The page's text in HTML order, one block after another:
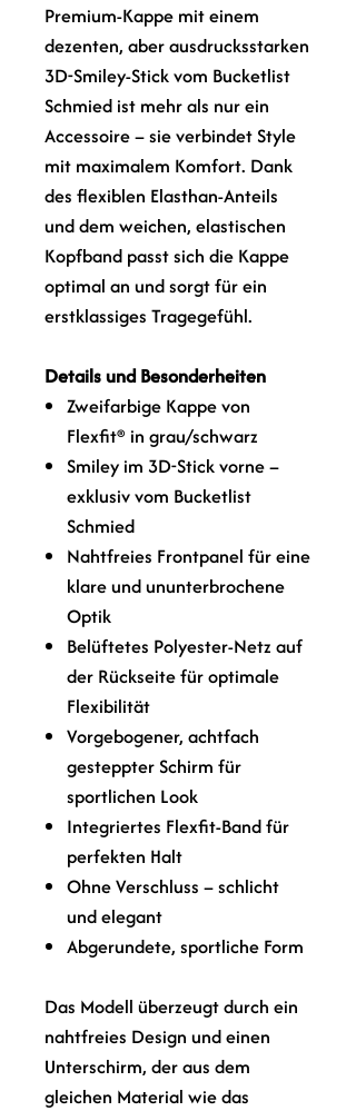
Premium-Kappe mit einem
dezenten, aber ausdrucksstarken
3D-Smiley-Stick vom Bucketlist
Schmied ist mehr als nur ein
Accessoire – sie verbindet Style
mit maximalem Komfort. Dank
des flexiblen Elasthan-Anteils
und dem weichen, elastischen
Kopfband passt sich die Kappe
optimal an und sorgt für ein
erstklassiges Tragegefühl.
Details und Besonderheiten
Zweifarbige Kappe von
Flexfit® in grau/schwarz
Smiley im 3D-Stick vorne –
exklusiv vom Bucketlist
Schmied
Nahtfreies Frontpanel für eine
klare und ununterbrochene
Optik
Belüftetes Polyester-Netz auf
der Rückseite für optimale
Flexibilität
Vorgebogener, achtfach
gesteppter Schirm für
sportlichen Look
Integriertes Flexfit-Band für
perfekten Halt
Ohne Verschluss – schlicht
und elegant
Abgerundete, sportliche Form
Das Modell überzeugt durch ein
nahtfreies Design und einen
Unterschirm, der aus dem
gleichen Material wie das